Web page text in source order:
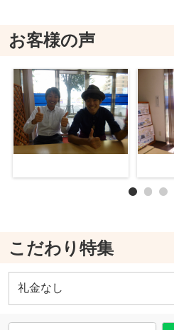
お客様の声
こだわり特集
礼金なし